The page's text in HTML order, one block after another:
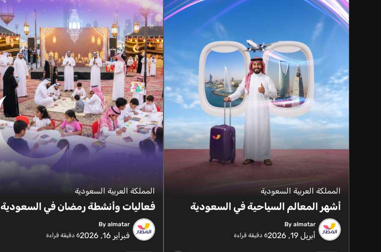
المملكة العربية السعودية
أشهر المعالم السياحية في السعودية
By almatar
أبريل 19, 2026 6 دقيقة قراءة
المملكة العربية السعودية
فعاليات وأنشطة رمضان في السعودية
By almatar
فبراير 16, 2026 6دقيقة قراءة